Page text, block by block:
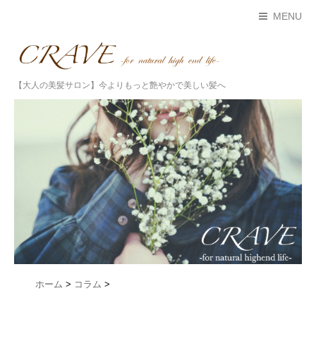
MENU
【大人の美髪サロン】今よりもっと艶やかで美しい髪へ
ホーム > コラム >